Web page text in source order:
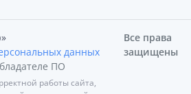
данных
ПО
работы сайта,
Все права
защищены